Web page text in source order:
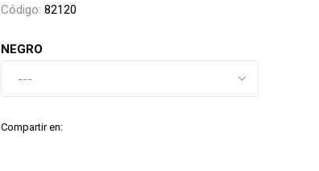
Código: 82120
NEGRO
Compartir en: